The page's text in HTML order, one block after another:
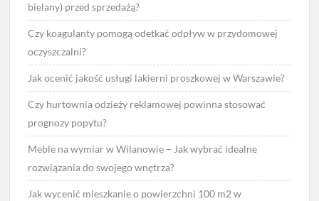
bielany) przed sprzedażą?
Czy koagulanty pomogą odetkać odpływ w przydomowej
oczyszczalni?
Jak ocenić jakość usługi lakierni proszkowej w Warszawie?
Czy hurtownia odzieży reklamowej powinna stosować
prognozy popytu?
Meble na wymiar w Wilanowie – Jak wybrać idealne
rozwiązania do swojego wnętrza?
Jak wycenić mieszkanie o powierzchni 100 m2 w